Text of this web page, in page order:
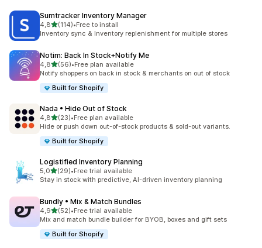
Sumtracker Inventory Manager
4,8z 5 hvězd
(114)
Celkový počet recenzí: 114
•Free to install
Inventory sync & Inventory replenishment for multiple stores
Notim: Back In Stock+Notify Me
4,8z 5 hvězd
(56)
Celkový počet recenzí: 56
•Free plan available
Notify shoppers on back in stock & merchants on out of stock
Built for Shopify
Nada • Hide Out of Stock
4,8z 5 hvězd
(23)
Celkový počet recenzí: 23
•Free plan available
Hide or push down out-of-stock products & sold-out variants.
Built for Shopify
Logistified Inventory Planning
5,0z 5 hvězd
(29)
Celkový počet recenzí: 29
•Free trial available
Stay in stock with predictive, AI-driven inventory planning
Bundly • Mix & Match Bundles
4,9z 5 hvězd
(52)
Celkový počet recenzí: 52
•Free trial available
Mix and match bundle builder for BYOB, boxes and gift sets
Built for Shopify